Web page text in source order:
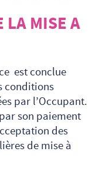
MISE A
est conclue
conditions
par l’Occupant.
son paiement
des
de mise à